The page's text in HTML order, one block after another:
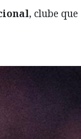
, clube que